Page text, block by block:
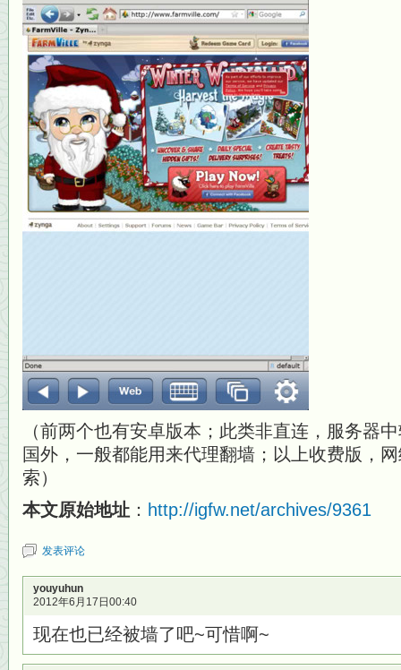
（前两个也有安卓版本；此类非直连，服务器
国外，一般都能用来代理翻墙；以上收费版，
索）
本文原始地址 ： http://igfw.net/archives/9361
发表评论
youyuhun
2012年6月17日00:40
现在也已经被墙了吧~可惜啊~